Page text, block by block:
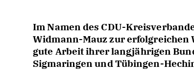
Im Namen des CDU-
Widmann-Mauz zur erfolgreichen
gute Arbeit ihrer langjährigen
Sigmaringen und Tübingen-